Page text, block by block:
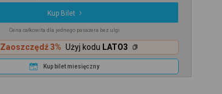
Kup Bilet
Cena całkowita dla jednego pasażera bez ulgi
Zaoszczędź 3% Użyj kodu LATO3
Kup bilet miesięczny